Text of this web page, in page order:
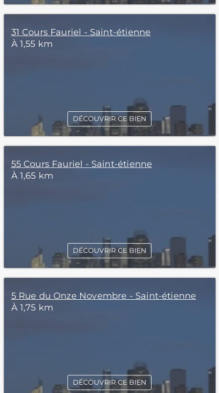
31 Cours Fauriel - Saint-étienne
À 1,55 km
DÉCOUVRIR CE BIEN
55 Cours Fauriel - Saint-étienne
À 1,65 km
DÉCOUVRIR CE BIEN
5 Rue du Onze Novembre - Saint-étienne
À 1,75 km
DÉCOUVRIR CE BIEN